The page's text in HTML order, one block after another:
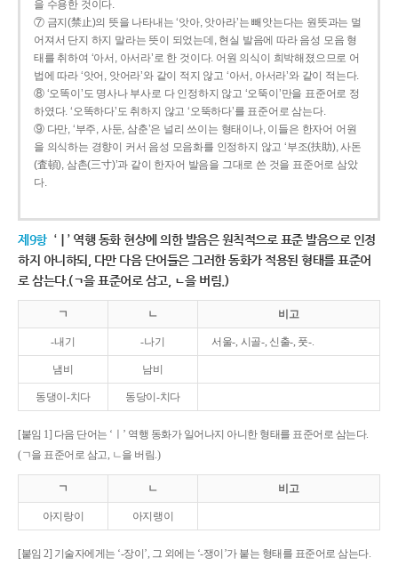
을 수용한 것이다.
⑦ 금지(禁止)의 뜻을 나타내는 ‘앗아, 앗아라’는 빼앗는다는 원뜻과는 멀
어져서 단지 하지 말라는 뜻이 되었는데, 현실 발음에 따라 음성 모음 형
태를 취하여 ‘아서, 아서라’로 한 것이다. 어원 의식이 희박해졌으므로 어
법에 따라 ‘앗어, 앗어라’와 같이 적지 않고 ‘아서, 아서라’와 같이 적는다.
⑧ ‘오똑이’도 명사나 부사로 다 인정하지 않고 ‘오뚝이’만을 표준어로 정
하였다. ‘오똑하다’도 취하지 않고 ‘오뚝하다’를 표준어로 삼는다.
⑨ 다만, ‘부주, 사둔, 삼춘’은 널리 쓰이는 형태이나, 이들은 한자어 어원
을 의식하는 경향이 커서 음성 모음화를 인정하지 않고 ‘부조(扶助), 사돈
(査頓), 삼촌(三寸)’과 같이 한자어 발음을 그대로 쓴 것을 표준어로 삼았
다.
제9항 ‘ㅣ’ 역행 동화 현상에 의한 발음은 원칙적으로 표준 발음으로 인정
하지 아니하되, 다만 다음 단어들은 그러한 동화가 적용된 형태를 표준어
로 삼는다.(ㄱ을 표준어로 삼고, ㄴ을 버림.)
ㄱ ㄴ 비고
-내기 -나기 서울-, 시골-, 신출-, 풋-.
냄비 남비
동댕이-치다 동당이-치다
[붙임 1] 다음 단어는 ‘ㅣ’ 역행 동화가 일어나지 아니한 형태를 표준어로 삼는다.
(ㄱ을 표준어로 삼고, ㄴ을 버림.)
ㄱ ㄴ 비고
아지랑이 아지랭이
[붙임 2] 기술자에게는 ‘-장이’, 그 외에는 ‘-쟁이’가 붙는 형태를 표준어로 삼는다.